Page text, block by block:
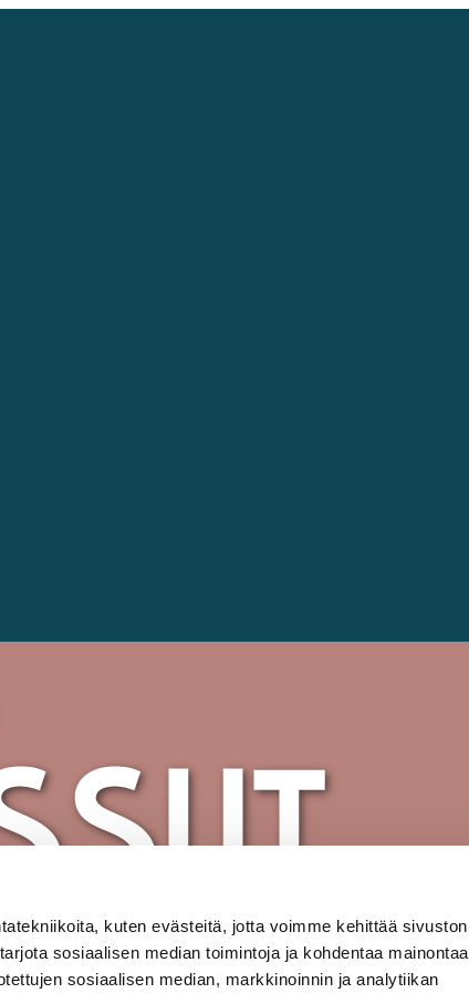
kuten evästeitä, jotta voimme kehittää sivuston
sosiaalisen median toimintoja ja kohdentaa mainontaa
sosiaalisen median, markkinoinnin ja analytiikan